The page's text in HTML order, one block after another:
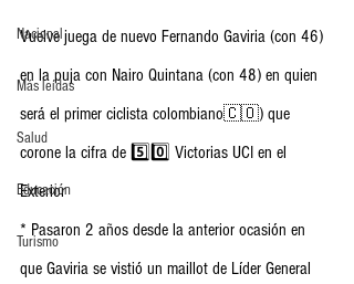
Nacional
Más leídas
Salud
Educación
Turismo
Vuelve juega de nuevo Fernando Gaviria (con 46)
en la puja con Nairo Quintana (con 48) en quien
será el primer ciclista colombiano🇨🇴) que
corone la cifra de 5️⃣0️⃣ Victorias UCI en el
Exterior
* Pasaron 2 años desde la anterior ocasión en
que Gaviria se vistió un maillot de Líder General